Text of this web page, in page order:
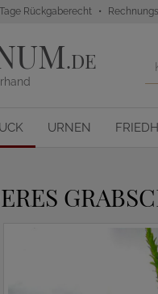
Rückgaberecht
.DE
URNEN